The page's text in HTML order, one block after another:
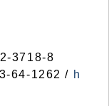
3718-8
64-1262 / h